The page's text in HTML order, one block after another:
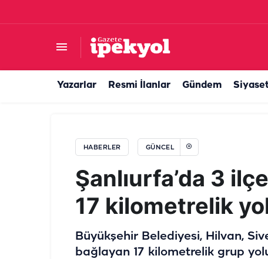
Yazarlar Resmi İlanlar Gündem
HABERLER GÜNCEL
Şanlıurfa’da 3
17 kilometrelik
Büyükşehir Belediyesi, Hilvan,
bağlayan 17 kilometrelik grup
Haliliye'de bozulan yollar baştan sona